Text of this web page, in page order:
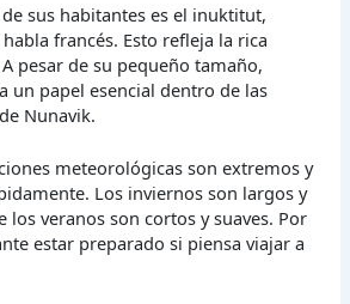
sus habitantes es el inuktitut,
francés. Esto refleja la rica
pesar de su pequeño tamaño,
un papel esencial dentro de las
Nunavik.
meteorológicas son extremos y
Los inviernos son largos y
los veranos son cortos y suaves. Por
estar preparado si piensa viajar a